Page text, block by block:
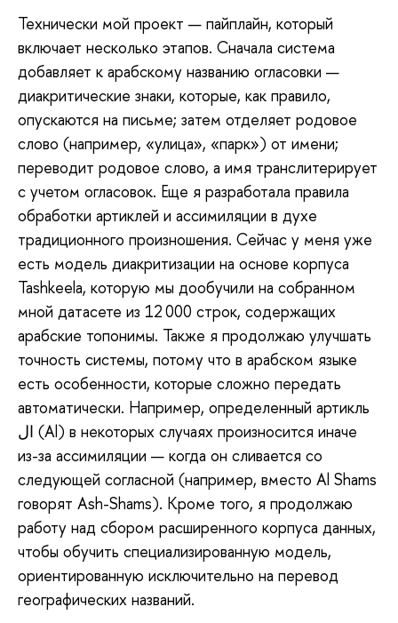
Технически мой проект — пайплайн, который
включает несколько этапов. Сначала система
добавляет к арабскому названию огласовки —
диакритические знаки, которые, как правило,
опускаются на письме; затем отделяет родовое
слово (например, «улица», «парк») от имени;
переводит родовое слово, а имя транслитерирует
с учетом огласовок. Еще я разработала правила
обработки артиклей и ассимиляции в духе
традиционного произношения. Сейчас у меня уже
есть модель диакритизации на основе корпуса
Tashkeela, которую мы дообучили на собранном
мной датасете из 12 000 строк, содержащих
арабские топонимы. Также я продолжаю улучшать
точность системы, потому что в арабском языке
есть особенности, которые сложно передать
автоматически. Например, определенный артикль
ال (Al) в некоторых случаях произносится иначе
из-за ассимиляции — когда он сливается со
следующей согласной (например, вместо Al Shams
говорят Ash-Shams). Кроме того, я продолжаю
работу над сбором расширенного корпуса данных,
чтобы обучить специализированную модель,
ориентированную исключительно на перевод
географических названий.